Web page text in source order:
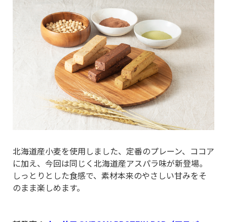
北海道産小麦を使用しました、定番のプレーン、ココア
に加え、今回は同じく北海道産アスパラ味が新登場。
しっとりとした食感で、素材本来のやさしい甘みをそ
のまま楽しめます。